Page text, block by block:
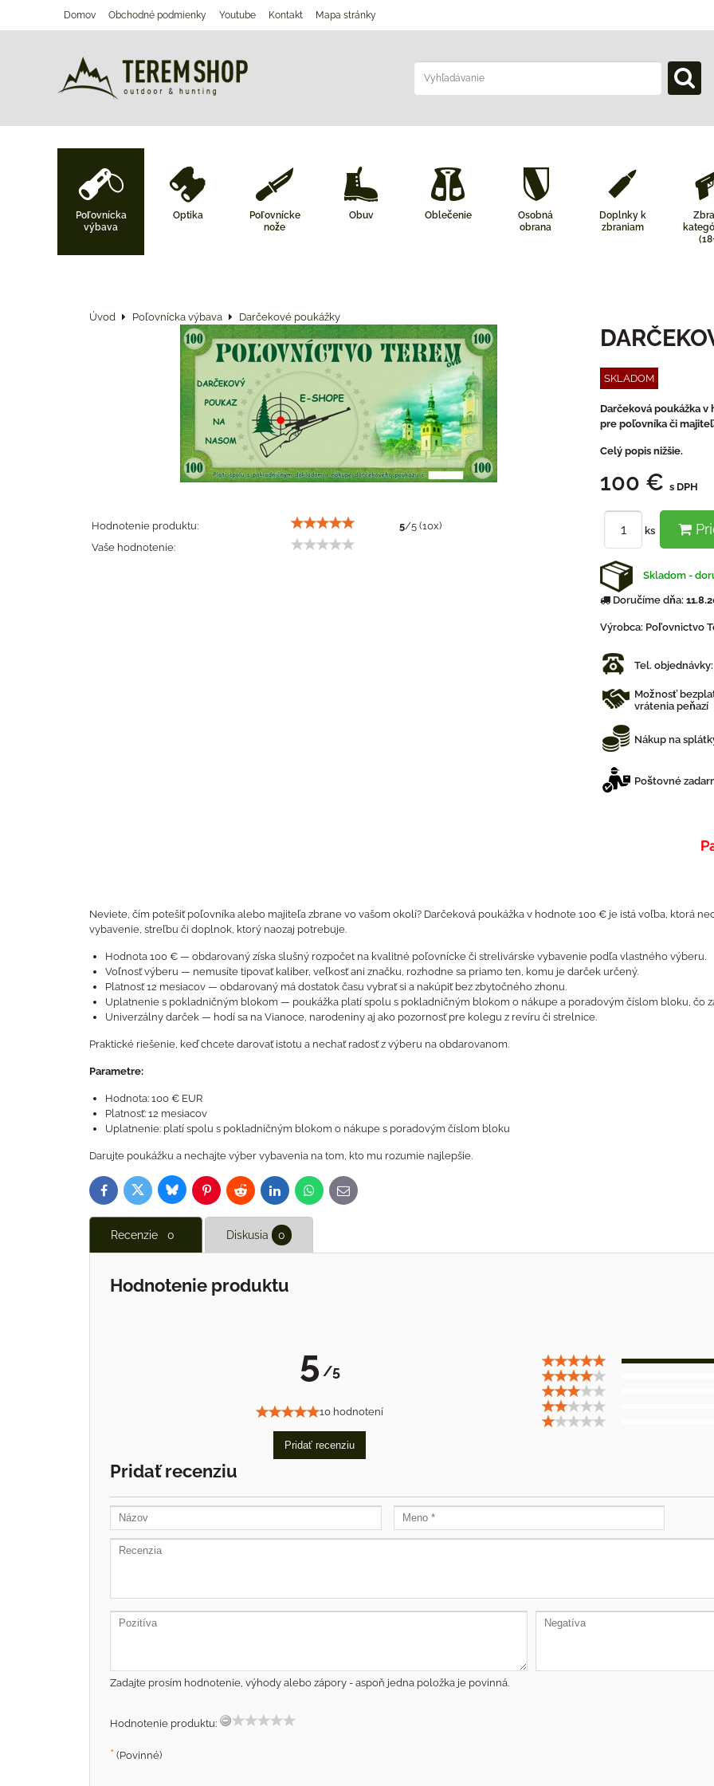
Domov Obchodné podmienky Youtube Kontakt Mapa stránky
Poľovnícka
výbava
Optika
Poľovnícke
nože
Obuv Oblečenie
Osobná
obrana
Doplnky k
zbraniam
Úvod Poľovnícka výbava Darčekové poukážky
Hodnotenie produktu: 5/5 (10x)
Vaše hodnotenie:
SKLADOM
Darčeková poukážka
pre poľovníka či
Celý popis nižšie.
100 € s DPH
ks
Skladom -
Doručíme dňa:
Výrobca: Poľovnictvo
Tel. objednávky:
Možnosť
vrátenia peňazí
Nákup na
Poštovné
Neviete, čím potešiť poľovníka alebo majiteľa zbrane vo vašom okolí? Darčeková poukážka v hodnote 100 € je istá voľba, ktorá
vybavenie, streľbu či doplnok, ktorý naozaj potrebuje.
Hodnota 100 € — obdarovaný získa slušný rozpočet na kvalitné poľovnícke či strelivárske vybavenie podľa vlastného výberu.
Voľnosť výberu — nemusíte tipovať kaliber, veľkosť ani značku, rozhodne sa priamo ten, komu je darček určený.
Platnosť 12 mesiacov — obdarovaný má dostatok času vybrať si a nakúpiť bez zbytočného zhonu.
Uplatnenie s pokladničným blokom — poukážka platí spolu s pokladničným blokom o nákupe a poradovým číslom bloku, čo
Univerzálny darček — hodí sa na Vianoce, narodeniny aj ako pozornosť pre kolegu z revíru či strelnice.
Praktické riešenie, keď chcete darovať istotu a nechať radosť z výberu na obdarovanom.
Parametre:
Hodnota: 100 € EUR
Platnosť: 12 mesiacov
Uplatnenie: platí spolu s pokladničným blokom o nákupe s poradovým číslom bloku
Darujte poukážku a nechajte výber vybavenia na tom, kto mu rozumie najlepšie.
FacebookTwitterBlueskyPinterestReddit LinkedInWhatsApp
E-
mail
Recenzie 0 Diskusia 0
Hodnotenie produktu
5 /5
10 hodnotení
Pridať recenziu
Pridať recenziu
Zadajte prosím hodnotenie, výhody alebo zápory - aspoň jedna položka je povinná.
Hodnotenie produktu:
* (Povinné)